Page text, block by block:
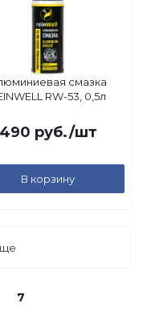
смазка
RW-53, 0,5л
490 руб./шт
В корзину
7